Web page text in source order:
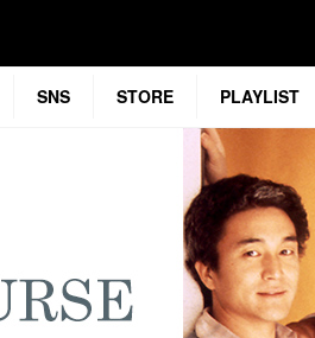
SNS STORE PLAYLIST